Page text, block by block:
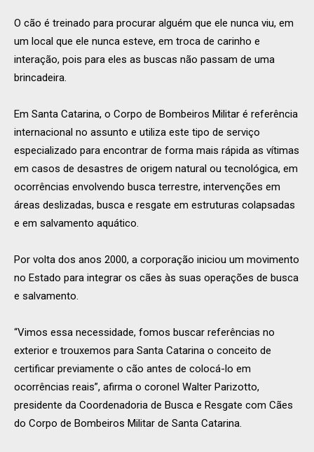
O cão é treinado para procurar alguém que ele nunca viu, em
um local que ele nunca esteve, em troca de carinho e
interação, pois para eles as buscas não passam de uma
brincadeira.
Em Santa Catarina, o Corpo de Bombeiros Militar é referência
internacional no assunto e utiliza este tipo de serviço
especializado para encontrar de forma mais rápida as vítimas
em casos de desastres de origem natural ou tecnológica, em
ocorrências envolvendo busca terrestre, intervenções em
áreas deslizadas, busca e resgate em estruturas colapsadas
e em salvamento aquático.
Por volta dos anos 2000, a corporação iniciou um movimento
no Estado para integrar os cães às suas operações de busca
e salvamento.
“Vimos essa necessidade, fomos buscar referências no
exterior e trouxemos para Santa Catarina o conceito de
certificar previamente o cão antes de colocá-lo em
ocorrências reais”, afirma o coronel Walter Parizotto,
presidente da Coordenadoria de Busca e Resgate com Cães
do Corpo de Bombeiros Militar de Santa Catarina.